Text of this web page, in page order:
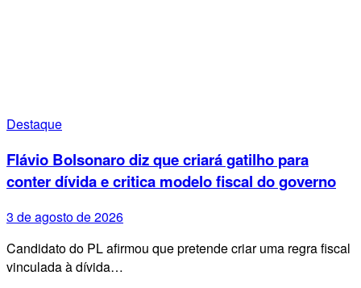
Destaque
Flávio Bolsonaro diz que criará gatilho para
conter dívida e critica modelo fiscal do governo
3 de agosto de 2026
Candidato do PL afirmou que pretende criar uma regra fiscal
vinculada à dívida…